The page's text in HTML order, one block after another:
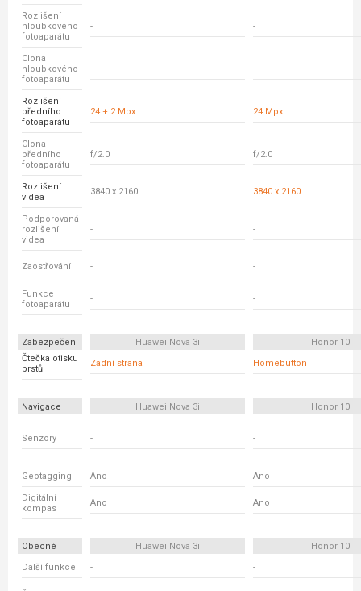
Rozlišení
hloubkového
fotoaparátu
- -
Clona
hloubkového
fotoaparátu
- -
Rozlišení
předního
fotoaparátu
24 + 2 Mpx 24 Mpx
Clona
předního
fotoaparátu
f/2.0 f/2.0
Rozlišení
videa
3840 x 2160 3840 x 2160
Podporovaná
rozlišení
videa
- -
Zaostřování - -
Funkce
fotoaparátu
- -
Zabezpečení Huawei Nova 3i
Honor 10
Čtečka otisku
prstů
Zadní strana Homebutton
Navigace Huawei Nova 3i Honor 10
Senzory - -
Geotagging Ano Ano
Digitální
kompas
Ano Ano
Obecné Huawei Nova 3i
Honor 10
Další funkce
- -